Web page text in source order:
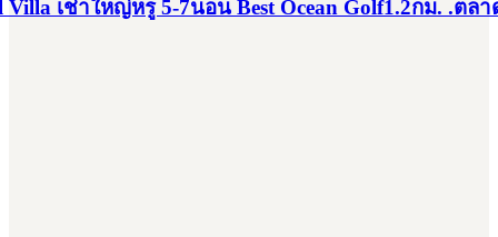
เช่าใหญ่หรู 5-7นอน Best Ocean Golf1.2กม. .ตล